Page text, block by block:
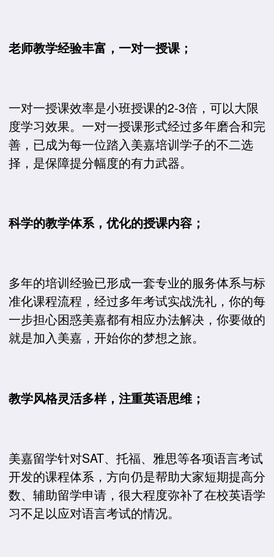
老师教学经验丰富，一对一授课；
一对一授课效率是小班授课的2-3倍，可以大限
度学习效果。一对一授课形式经过多年磨合和完
善，已成为每一位踏入美嘉培训学子的不二选
择，是保障提分幅度的有力武器。
科学的教学体系，优化的授课内容；
多年的培训经验已形成一套专业的服务体系与标
准化课程流程，经过多年考试实战洗礼，你的每
一步担心困惑美嘉都有相应办法解决，你要做的
就是加入美嘉，开始你的梦想之旅。
教学风格灵活多样，注重英语思维；
美嘉留学针对SAT、托福、雅思等各项语言考试
开发的课程体系，方向仍是帮助大家短期提高分
数、辅助留学申请，很大程度弥补了在校英语学
习不足以应对语言考试的情况。